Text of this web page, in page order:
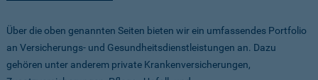
Über die oben genannten Seiten bieten wir ein umfassendes Portfolio
an Versicherungs- und Gesundheitsdienstleistungen an. Dazu
gehören unter anderem private Krankenversicherungen,